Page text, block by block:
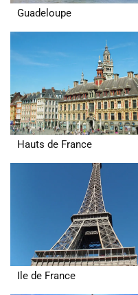
Guadeloupe
Hauts de France
Ile de France